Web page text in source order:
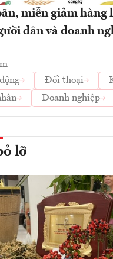
miễn giảm hàng
dân và doanh
Đối thoại
Doanh nghiệp
lỡ